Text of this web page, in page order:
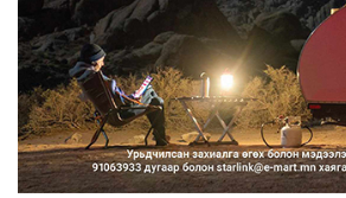
Нарантуул, Дүнжингарав, Шинэ 100
айл худалдааны тө...
2026/08/10